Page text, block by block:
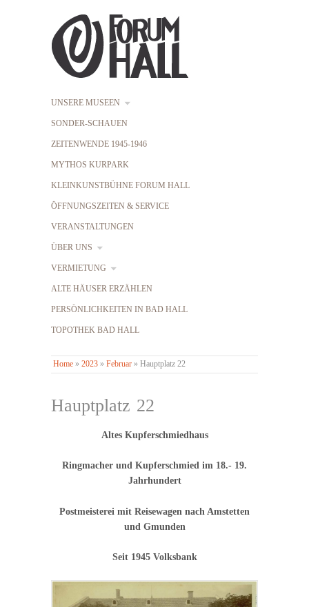
UNSERE MUSEEN
SONDER-SCHAUEN
ZEITENWENDE 1945-1946
MYTHOS KURPARK
KLEINKUNSTBÜHNE FORUM HALL
ÖFFNUNGSZEITEN & SERVICE
VERANSTALTUNGEN
ÜBER UNS
VERMIETUNG
ALTE HÄUSER ERZÄHLEN
PERSÖNLICHKEITEN IN BAD HALL
TOPOTHEK BAD HALL
Home » 2023 » Februar » Hauptplatz 22
Hauptplatz 22
Altes Kupferschmiedhaus
Ringmacher und Kupferschmied im 18.- 19.
Jahrhundert
Postmeisterei mit Reisewagen nach Amstetten
und Gmunden
Seit 1945 Volksbank